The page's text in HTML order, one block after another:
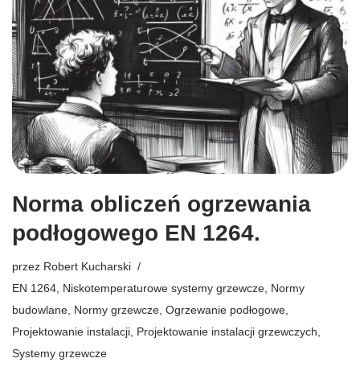
Norma obliczeń ogrzewania
podłogowego EN 1264.
przez Robert Kucharski
EN 1264 Niskotemperaturowe systemy grzewcze Normy
budowlane Normy grzewcze Ogrzewanie podłogowe
Projektowanie instalacji Projektowanie instalacji grzewczych
Systemy grzewcze